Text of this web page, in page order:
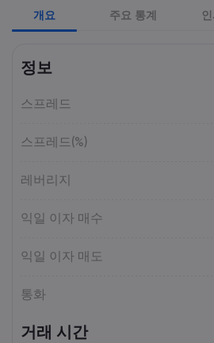
AI 주식 및 투자 기회: 투
개요 주요 통계
정보
스프레드
스프레드(%)
레버리지
익일 이자 매수
익일 이자 매도
통화
거래 시간